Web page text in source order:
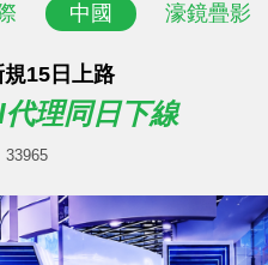
中國 濠鏡疊影
15日上路
理同日下線
33965